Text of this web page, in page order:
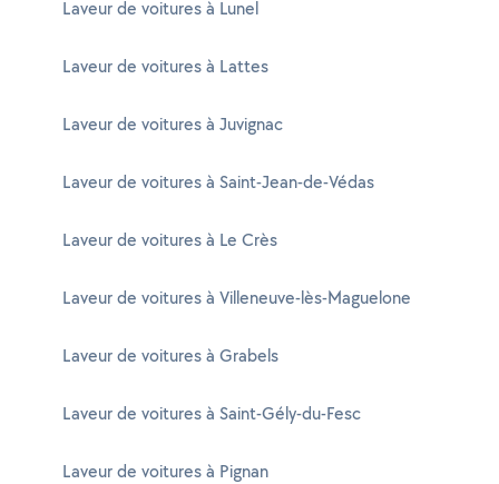
Laveur de voitures à Lunel
Laveur de voitures à Lattes
Laveur de voitures à Juvignac
Laveur de voitures à Saint-Jean-de-Védas
Laveur de voitures à Le Crès
Laveur de voitures à Villeneuve-lès-Maguelone
Laveur de voitures à Grabels
Laveur de voitures à Saint-Gély-du-Fesc
Laveur de voitures à Pignan